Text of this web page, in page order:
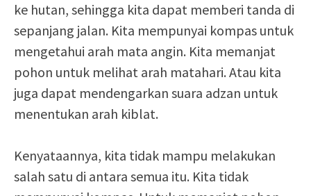
ke hutan, sehingga kita dapat memberi tanda di
sepanjang jalan. Kita mempunyai kompas untuk
mengetahui arah mata angin. Kita memanjat
pohon untuk melihat arah matahari. Atau kita
juga dapat mendengarkan suara adzan untuk
menentukan arah kiblat.
Kenyataannya, kita tidak mampu melakukan
salah satu di antara semua itu. Kita tidak